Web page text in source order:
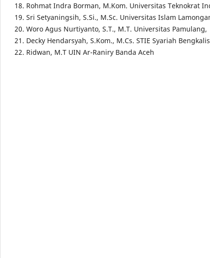
18. Rohmat Indra Borman, M.Kom. Universitas Teknokrat
19. Sri Setyaningsih, S.Si., M.Sc. Universitas Islam
20. Woro Agus Nurtiyanto, S.T., M.T. Universitas Pamulang,
21. Decky Hendarsyah, S.Kom., M.Cs. STIE Syariah Bengkalis
22. Ridwan, M.T UIN Ar-Raniry Banda Aceh